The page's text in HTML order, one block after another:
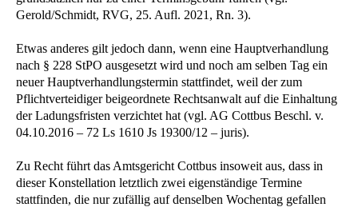
Gerold/Schmidt, RVG, 25. Aufl. 2021, Rn. 3).
Etwas anderes gilt jedoch dann, wenn eine Hauptverhandlung
nach § 228 StPO ausgesetzt wird und noch am selben Tag ein
neuer Hauptverhandlungstermin stattfindet, weil der zum
Pflichtverteidiger beigeordnete Rechtsanwalt auf die Einhaltung
der Ladungsfristen verzichtet hat (vgl. AG Cottbus Beschl. v.
04.10.2016 – 72 Ls 1610 Js 19300/12 – juris).
Zu Recht führt das Amtsgericht Cottbus insoweit aus, dass in
dieser Konstellation letztlich zwei eigenständige Termine
stattfinden, die nur zufällig auf denselben Wochentag gefallen